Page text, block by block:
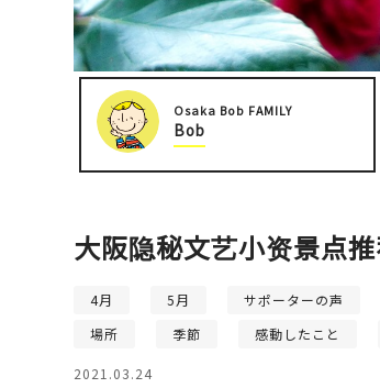
Osaka Bob FAMILY
Bob
大阪隐秘文艺小资景点
4月 5月 サポーターの声
場所
季節 感動したこと
2021.03.24